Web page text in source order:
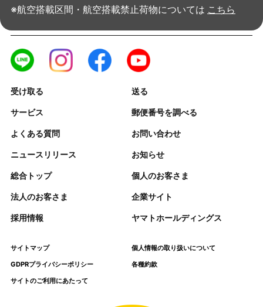
※航空搭載区間・航空搭載禁止荷物については こちら
受け取る 送る
サービス 郵便番号を調べる
よくある質問 お問い合わせ
ニュースリリース お知らせ
総合トップ 個人のお客さま
法人のお客さま 企業サイト
採用情報 ヤマトホールディングス
サイトマップ
個人情報の取り扱いについて
GDPRプライバシーポリシー
各種約款
サイトのご利用にあたって